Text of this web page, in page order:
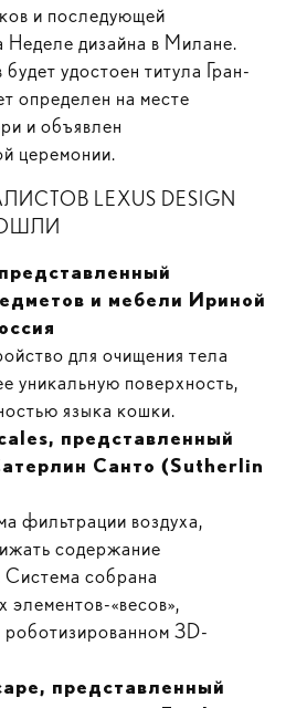
и последующей
Неделе дизайна в Милане.
удостоен титула Гран-
определен на месте
и объявлен
церемонии.
LEXUS DESIGN
и мебели Ириной
для очищения тела
уникальную поверхность,
языка кошки.
представленный
Санто (Sutherlin
фильтрации воздуха,
содержание
Система собрана
элементов-«весов»,
роботизированном 3D-
представленный